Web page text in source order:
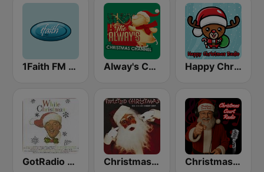
1Faith FM - Christmas Classics Alway's Christmas Channel Happy Christmas Radio
GotRadio - Christmas Celebration Christmas 365 - Santa's Radio Christmas Court Radio